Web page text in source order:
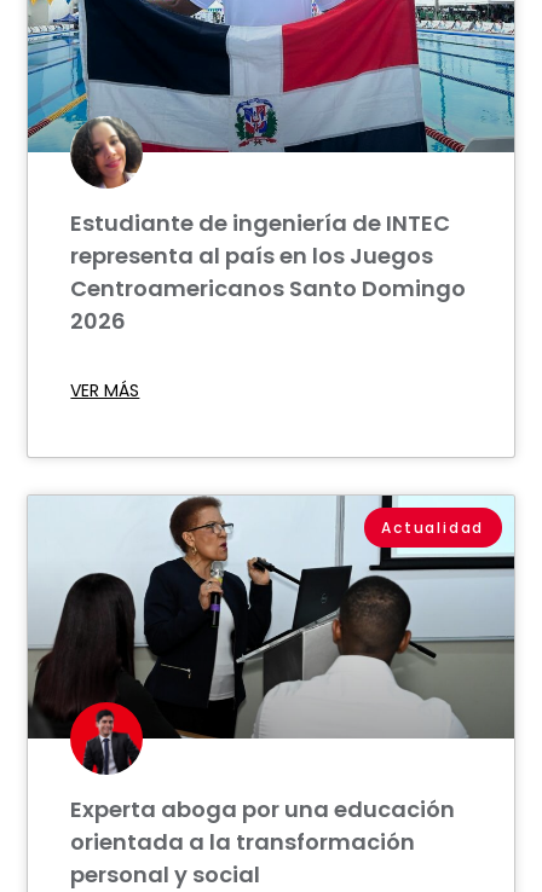
Estudiante de ingeniería de INTEC
representa al país en los Juegos
Centroamericanos Santo Domingo
2026
VER MÁS
Actualidad
Experta aboga por una educación
orientada a la transformación
personal y social